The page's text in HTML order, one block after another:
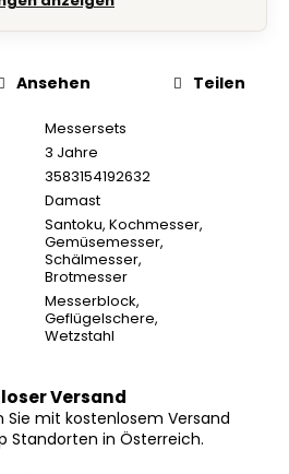
3 Jahre
3583154192632
Damast
Santoku
Gemüsemesser ,
Schälmesser,
Brotmesser
Messerblock
Geflügelschere
Wetzstahl
Sie mit kostenlosem Versand
Standorten in Österreich.